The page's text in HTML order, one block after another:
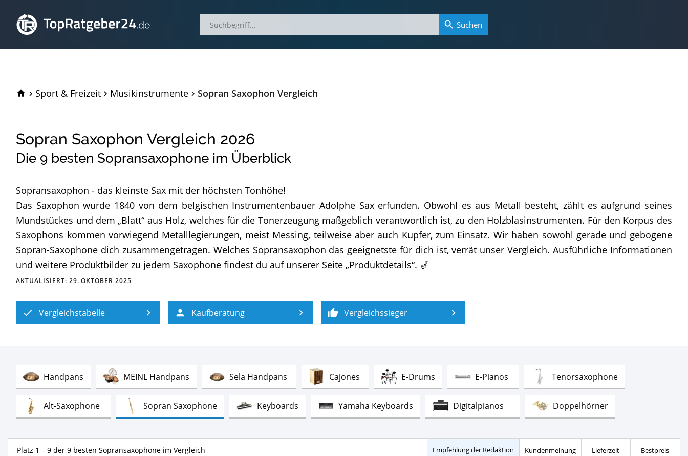
TopRatgeber24.de
Sport & Freizeit Musikinstrumente Sopran Saxophon Vergleich
Sopran Saxophon Vergleich 2026
Die 9 besten Sopransaxophone im Überblick
Sopransaxophon - das kleinste Sax mit der höchsten Tonhöhe!
Das Saxophon wurde 1840 von dem belgischen Instrumentenbauer Adolphe Sax erfunden. Obwohl es aus Metall besteht, zählt es aufgrund seines
Mundstückes und dem „Blatt“ aus Holz, welches für die Tonerzeugung maßgeblich verantwortlich ist, zu den Holzblasinstrumenten. Für den Korpus des
Saxophons kommen vorwiegend Metalllegierungen, meist Messing, teilweise aber auch Kupfer, zum Einsatz. Wir haben sowohl gerade und gebogene
Sopran-Saxophone dich zusammengetragen. Welches Sopransaxophon das geeignetste für dich ist, verrät unser Vergleich. Ausführliche Informationen
und weitere Produktbilder zu jedem Saxophone findest du auf unserer Seite „Produktdetails“. 🎷
AKTUALISIERT: 29. OKTOBER 2025
Vergleichstabelle Kaufberatung Vergleichssieger
Handpans MEINL Handpans Sela Handpans Cajones E-Drums E-Pianos TenorsaxophoneTest
Alt-SaxophoneTest Sopran SaxophoneTest Keyboards Yamaha Keyboards Digitalpianos DoppelhörnerTest
Platz 1 – 9 der 9 besten Sopransaxophone im Vergleich Empfehlung der Redaktion Kundenmeinung Lieferzeit Bestpreis
Suchen